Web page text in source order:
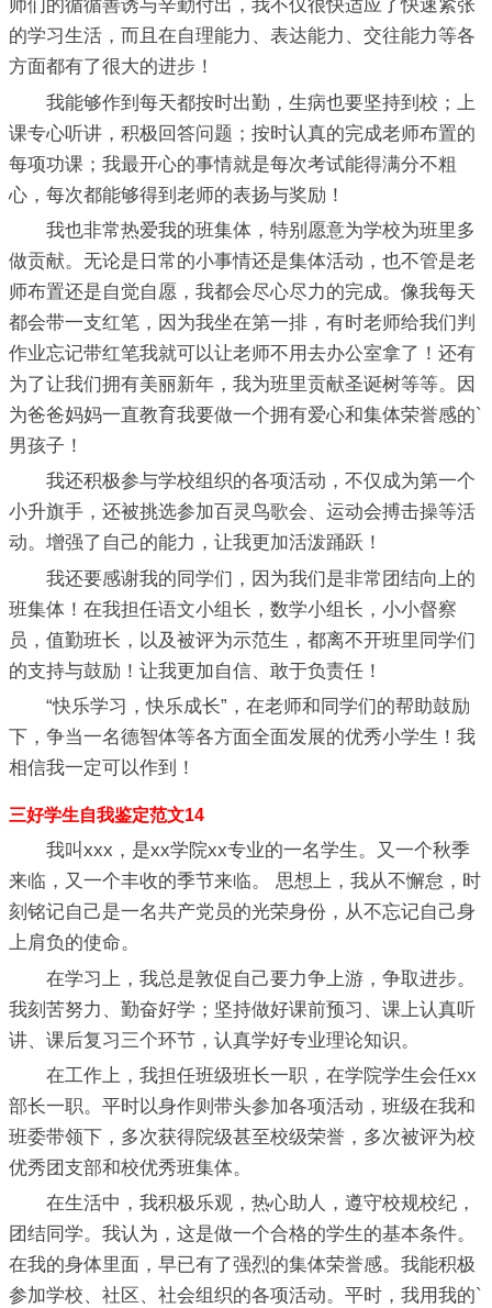
师们的循循善诱与辛勤付出，我不仅很快适应了快速紧张
的学习生活，而且在自理能力、表达能力、交往能力等各
方面都有了很大的进步！
我能够作到每天都按时出勤，生病也要坚持到校；上
课专心听讲，积极回答问题；按时认真的完成老师布置的
每项功课；我最开心的事情就是每次考试能得满分不粗
心，每次都能够得到老师的表扬与奖励！
我也非常热爱我的班集体，特别愿意为学校为班里多
做贡献。无论是日常的小事情还是集体活动，也不管是老
师布置还是自觉自愿，我都会尽心尽力的完成。像我每天
都会带一支红笔，因为我坐在第一排，有时老师给我们判
作业忘记带红笔我就可以让老师不用去办公室拿了！还有
为了让我们拥有美丽新年，我为班里贡献圣诞树等等。因
为爸爸妈妈一直教育我要做一个拥有爱心和集体荣誉感的`
男孩子！
我还积极参与学校组织的各项活动，不仅成为第一个
小升旗手，还被挑选参加百灵鸟歌会、运动会搏击操等活
动。增强了自己的能力，让我更加活泼踊跃！
我还要感谢我的同学们，因为我们是非常团结向上的
班集体！在我担任语文小组长，数学小组长，小小督察
员，值勤班长，以及被评为示范生，都离不开班里同学们
的支持与鼓励！让我更加自信、敢于负责任！
“快乐学习，快乐成长”，在老师和同学们的帮助鼓励
下，争当一名德智体等各方面全面发展的优秀小学生！我
相信我一定可以作到！
三好学生自我鉴定范文14
我叫xxx，是xx学院xx专业的一名学生。又一个秋季
来临，又一个丰收的季节来临。 思想上，我从不懈怠，时
刻铭记自己是一名共产党员的光荣身份，从不忘记自己身
上肩负的使命。
在学习上，我总是敦促自己要力争上游，争取进步。
我刻苦努力、勤奋好学；坚持做好课前预习、课上认真听
讲、课后复习三个环节，认真学好专业理论知识。
在工作上，我担任班级班长一职，在学院学生会任xx
部长一职。平时以身作则带头参加各项活动，班级在我和
班委带领下，多次获得院级甚至校级荣誉，多次被评为校
优秀团支部和校优秀班集体。
在生活中，我积极乐观，热心助人，遵守校规校纪，
团结同学。我认为，这是做一个合格的学生的基本条件。
在我的身体里面，早已有了强烈的集体荣誉感。我能积极
参加学校、社区、社会组织的各项活动。平时，我用我的`